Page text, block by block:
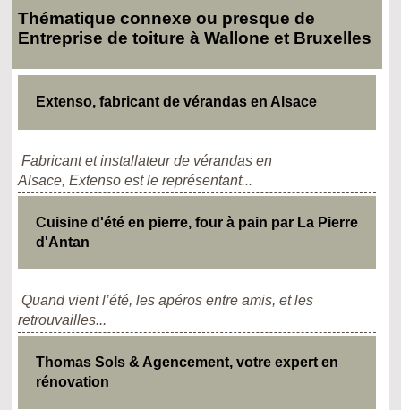
Thématique connexe ou presque de
Entreprise de toiture à Wallone et Bruxelles
Extenso, fabricant de vérandas en Alsace
Fabricant et installateur de vérandas en
Alsace, Extenso est le représentant...
Cuisine d'été en pierre, four à pain par La Pierre
d'Antan
Quand vient l’été, les apéros entre amis, et les
retrouvailles...
Thomas Sols & Agencement, votre expert en
rénovation